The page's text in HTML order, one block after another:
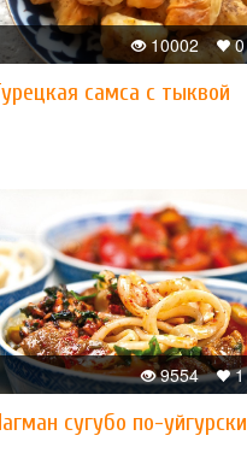
0
10002
самса с тыквой
1
9554
сугубо по-уйгурски